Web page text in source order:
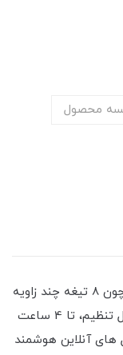
محصول
خلوط کن هوشمند شیائومی با ویژگی هایی چون 8 تیغه چند زاویه
ای، ترکیب دو حالته سرد و گرم، 9 سرعت قابل تنظیم، تا 4 ساعت
های آنلاین هوشمند